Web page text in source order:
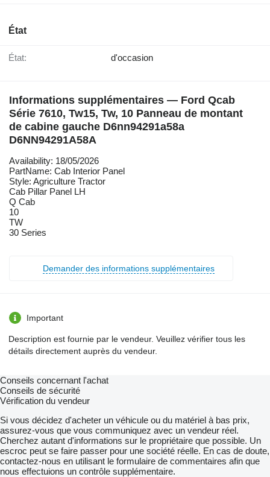
État
État: d'occasion
Informations supplémentaires — Ford Qcab
Série 7610, Tw15, Tw, 10 Panneau de montant
de cabine gauche D6nn94291a58a
D6NN94291A58A
Availability: 18/05/2026
PartName: Cab Interior Panel
Style: Agriculture Tractor
Cab Pillar Panel LH
Q Cab
10
TW
30 Series
Demander des informations supplémentaires
Important
Description est fournie par le vendeur. Veuillez vérifier tous les
détails directement auprès du vendeur.
Conseils concernant l'achat
Conseils de sécurité
Vérification du vendeur
Si vous décidez d'acheter un véhicule ou du matériel à bas prix,
assurez-vous que vous communiquez avec un vendeur réel.
Cherchez autant d'informations sur le propriétaire que possible. Un
escroc peut se faire passer pour une société réelle. En cas de doute,
contactez-nous en utilisant le formulaire de commentaires afin que
nous effectuions un contrôle supplémentaire.